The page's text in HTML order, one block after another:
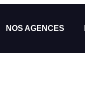
NOS AGENCES